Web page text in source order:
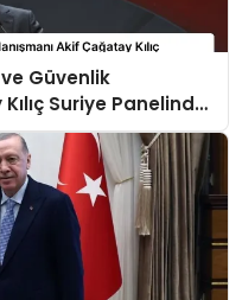
Güvenlik
Suriye Panelinde